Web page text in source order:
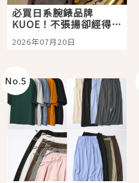
必買日系腕錶品牌
KUOE！不張揚卻經得起
時間洗鍊的經典之作五
選
2026年07月20日
No.5